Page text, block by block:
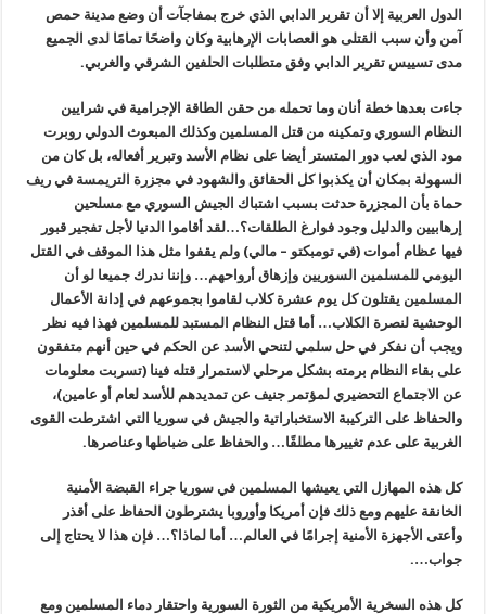
الدول العربية إلا أن تقرير الدابي الذي خرج بمفاجآت أن وضع مدينة حمص
آمن وأن سبب القتلى هو العصابات الإرهابية وكان واضحًا تمامًا لدى الجميع
مدى تسييس تقرير الدابي وفق متطلبات الحلفين الشرقي والغربي.
جاءت بعدها خطة أنان وما تحمله من حقن الطاقة الإجرامية في شرايين
النظام السوري وتمكينه من قتل المسلمين وكذلك المبعوث الدولي روبرت
مود الذي لعب دور المتستر أيضا على نظام الأسد وتبرير أفعاله، بل كان من
السهولة بمكان أن يكذبوا كل الحقائق والشهود في مجزرة التريمسة في ريف
حماة بأن المجزرة حدثت بسبب اشتباك الجيش السوري مع مسلحين
إرهابيين والدليل وجود فوارغ الطلقات؟…لقد أقاموا الدنيا لأجل تفجير قبور
فيها عظام أموات (في تومبكتو – مالي) ولم يقفوا مثل هذا الموقف في القتل
اليومي للمسلمين السوريين وإزهاق أرواحهم… وإننا ندرك جميعا لو أن
المسلمين يقتلون كل يوم عشرة كلاب لقاموا بجموعهم في إدانة الأعمال
الوحشية لنصرة الكلاب… أما قتل النظام المستبد للمسلمين فهذا فيه نظر
ويجب أن نفكر في حل سلمي لتنحي الأسد عن الحكم في حين أنهم متفقون
على بقاء النظام برمته بشكل مرحلي لاستمرار قتله فينا (تسربت معلومات
عن الاجتماع التحضيري لمؤتمر جنيف عن تمديدهم للأسد لعام أو عامين)،
والحفاظ على التركيبة الاستخباراتية والجيش في سوريا التي اشترطت القوى
الغربية على عدم تغييرها مطلقًا… والحفاظ على ضباطها وعناصرها.
كل هذه المهازل التي يعيشها المسلمين في سوريا جراء القبضة الأمنية
الخانقة عليهم ومع ذلك فإن أمريكا وأوروبا يشترطون الحفاظ على أقذر
وأعتى الأجهزة الأمنية إجرامًا في العالم… أما لماذا؟… فإن هذا لا يحتاج إلى
جواب….
كل هذه السخرية الأمريكية من الثورة السورية واحتقار دماء المسلمين ومع